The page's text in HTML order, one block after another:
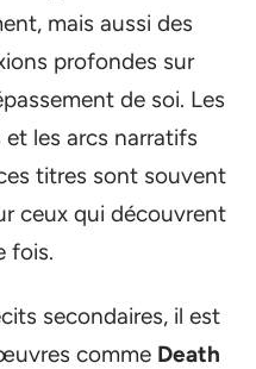
mais aussi des
profondes sur
de soi. Les
les arcs narratifs
titres sont souvent
ceux qui découvrent
fois.
secondaires, il est
comme Death